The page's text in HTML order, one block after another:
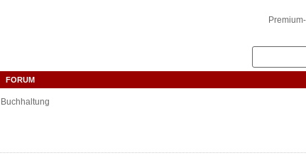
FORUM
Buchhaltung